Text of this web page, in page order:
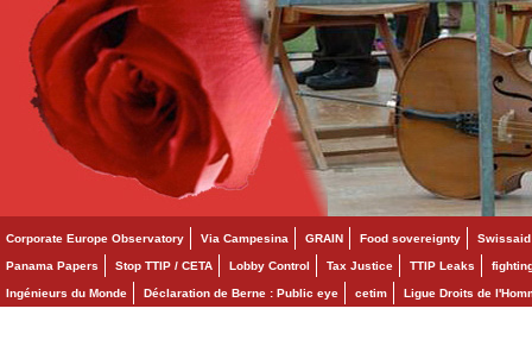
Corporate Europe Observatory Via Campesina GRAIN Food sovereignty Swissaid
Panama Papers Stop TTIP / CETA Lobby Control Tax Justice TTIP Leaks
Ingénieurs du Monde Déclaration de Berne : Public eye cetim Ligue Droits de